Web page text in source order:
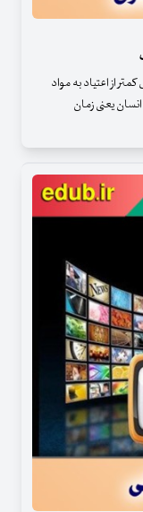
از اعتیاد به مواد
یعنی زمان